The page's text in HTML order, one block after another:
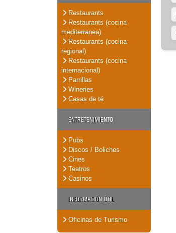
Restaurants
Restaurants (cocina
mediterranea)
Restaurants (cocina
regional)
Restaurants (cocina
internacional)
Parrillas
Wineries
Casas de té
ENTRETENIMIENTO
Pubs
Discos / Boliches
Cines
Teatros
Casinos
INFORMACIÓN ÚTIL
Oficinas de Turismo